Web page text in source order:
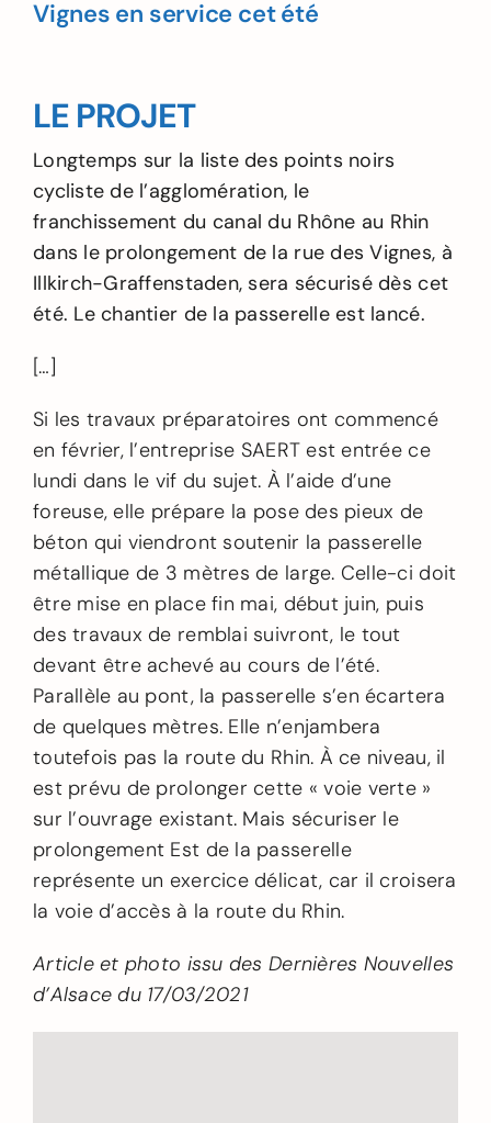
Vignes en service cet été
LE PROJET
Longtemps sur la liste des points noirs
cycliste de l’agglomération, le
franchissement du canal du Rhône au Rhin
dans le prolongement de la rue des Vignes, à
Illkirch-Graffenstaden, sera sécurisé dès cet
été. Le chantier de la passerelle est lancé.
[…]
Si les travaux préparatoires ont commencé
en février, l’entreprise SAERT est entrée ce
lundi dans le vif du sujet. À l’aide d’une
foreuse, elle prépare la pose des pieux de
béton qui viendront soutenir la passerelle
métallique de 3 mètres de large. Celle-ci doit
être mise en place fin mai, début juin, puis
des travaux de remblai suivront, le tout
devant être achevé au cours de l’été.
Parallèle au pont, la passerelle s’en écartera
de quelques mètres. Elle n’enjambera
toutefois pas la route du Rhin. À ce niveau, il
est prévu de prolonger cette « voie verte »
sur l’ouvrage existant. Mais sécuriser le
prolongement Est de la passerelle
représente un exercice délicat, car il croisera
la voie d’accès à la route du Rhin.
Article et photo issu des Dernières Nouvelles
d’Alsace du 17/03/2021